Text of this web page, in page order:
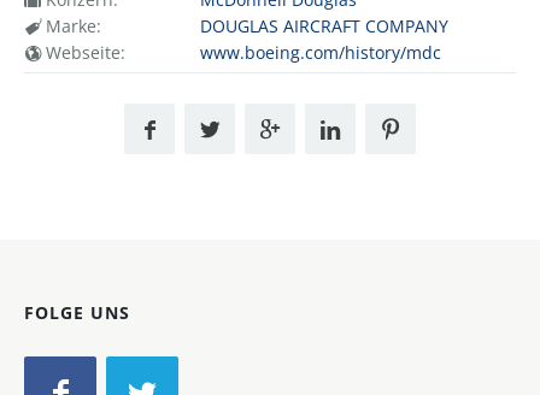
Marke:
DOUGLAS AIRCRAFT COMPANY
Webseite:
www.boeing.com/history/mdc
FOLGE UNS